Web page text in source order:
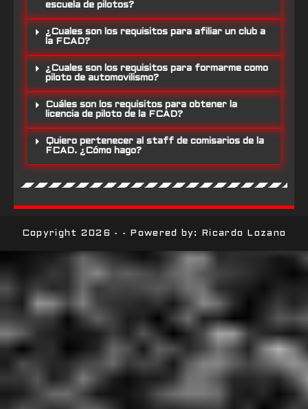
escuela de pilotos?
¿Cuales son los requisitos para afiliar un club a
la FCAD?
¿Cuales son los requisitos para formarme como
piloto de automovilismo?
Cuáles son los requisitos para obtener la
licencia de piloto de la FCAD?
Quiero pertenecer al staff de comisarios de la
FCAD. ¿Cómo hago?
Copyright 2026 - - Powered by: Ricardo Lozano